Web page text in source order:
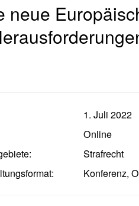
neue
1. Juli 2022
Online
Strafrecht
Konferenz,